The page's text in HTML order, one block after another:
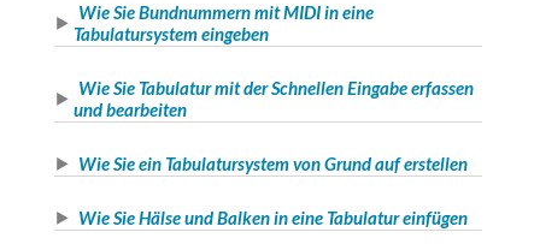
Wie Sie Bundnummern mit MIDI in eine
Tabulatursystem eingeben
Wie Sie Tabulatur mit der Schnellen Eingabe erfassen
und bearbeiten
Wie Sie ein Tabulatursystem von Grund auf erstellen
Wie Sie Hälse und Balken in eine Tabulatur einfügen